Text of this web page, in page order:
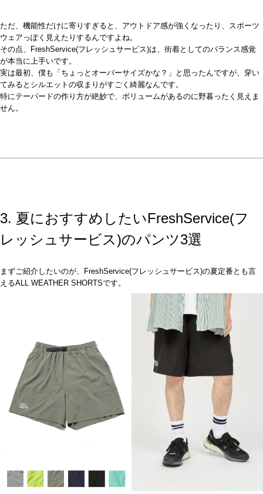
ただ、機能性だけに寄りすぎると、アウトドア感が強くなったり、スポーツ
ウェアっぽく見えたりするんですよね。
その点、FreshService(フレッシュサービス)は、街着としてのバランス感覚
が本当に上手いです。
実は最初、僕も「ちょっとオーバーサイズかな？」と思ったんですが、穿い
てみるとシルエットの収まりがすごく綺麗なんです。
特にテーパードの作り方が絶妙で、ボリュームがあるのに野暮ったく見えま
せん。
3. 夏におすすめしたいFreshService(フ
レッシュサービス)のパンツ3選
まずご紹介したいのが、FreshService(フレッシュサービス)の夏定番とも言
えるALL WEATHER SHORTSです。